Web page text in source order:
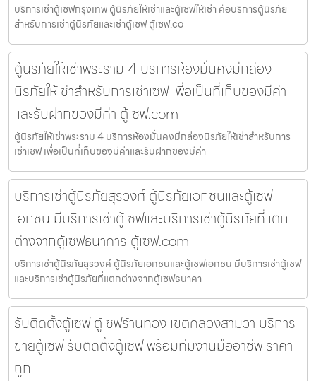
บริการเช่าตู้เซฟกรุงเทพ ตู้นิรภัยให้เช่าและตู้เซฟให้เช่า คือบริการตู้นิรภัย
สำหรับการเช่าตู้นิรภัยและเช่าตู้เซฟ ตู้เซฟ.co
ตู้นิรภัยให้เช่าพระราม 4 บริการห้องมั่นคงมีกล่อง
นิรภัยให้เช่าสำหรับการเช่าเซฟ เพื่อเป็นที่เก็บของมีค่า
และรับฝากของมีค่า ตู้เซฟ.com
ตู้นิรภัยให้เช่าพระราม 4 บริการห้องมั่นคงมีกล่องนิรภัยให้เช่าสำหรับการ
เช่าเซฟ เพื่อเป็นที่เก็บของมีค่าและรับฝากของมีค่า
บริการเช่าตู้นิรภัยสุรวงศ์ ตู้นิรภัยเอกชนและตู้เซฟ
เอกชน มีบริการเช่าตู้เซฟและบริการเช่าตู้นิรภัยที่แตก
ต่างจากตู้เซฟธนาคาร ตู้เซฟ.com
บริการเช่าตู้นิรภัยสุรวงศ์ ตู้นิรภัยเอกชนและตู้เซฟเอกชน มีบริการเช่าตู้เซฟ
และบริการเช่าตู้นิรภัยที่แตกต่างจากตู้เซฟธนาคา
รับติดตั้งตู้เซฟ ตู้เซฟร้านทอง เขตคลองสามวา บริการ
ขายตู้เซฟ รับติดตั้งตู้เซฟ พร้อมทีมงานมืออาชีพ ราคา
ถูก